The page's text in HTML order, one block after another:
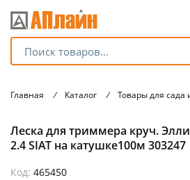
Главная / Каталог / Товары для сада
Леска для триммера круч.
2.4 SIAT на катушке100м 303247
Код: 465450
оплатуна части
без переплат